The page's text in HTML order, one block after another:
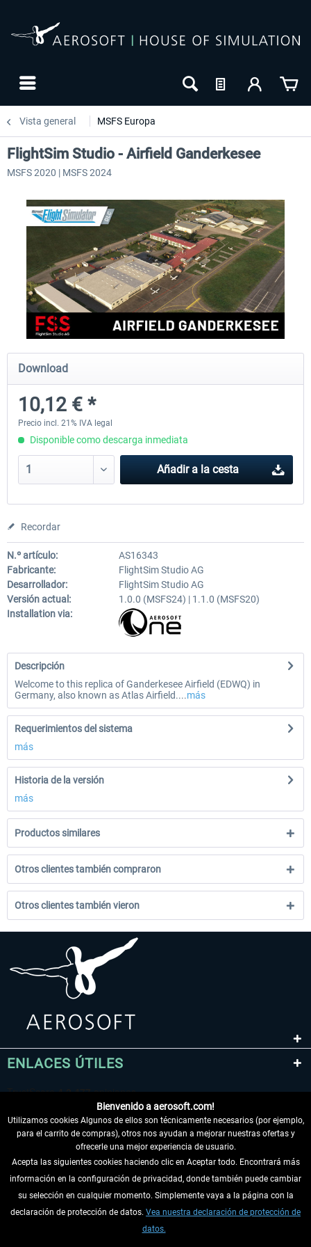
Vista general MSFS Europa
Aerosoft Mega Airport Brussels
25,37 € *
FlightSim Studio - Airfield Ganderkesee
MSFS 2020 | MSFS 2024
Download
10,12 € *
Precio incl. 21% IVA legal
Disponible como descarga inmediata
Añadir a la cesta
Recordar
N.º artículo:
AS16343
Fabricante:
FlightSim Studio AG
Desarrollador:
FlightSim Studio AG
Versión actual:
1.0.0 (MSFS24) | 1.1.0 (MSFS20)
Installation via:
Descripción
Welcome to this replica of Ganderkesee Airfield (EDWQ) in
Germany, also known as Atlas Airfield....más
Requerimientos del sistema
más
Historia de la versión
más
Productos similares
Otros clientes también compraron
Otros clientes también vieron
ENLACES ÚTILES
DESISTIR DEL CONTRATO
INFORMACIÓN
Bienvenido a aerosoft.com!
Utilizamos cookies Algunos de ellos son técnicamente necesarios (por ejemplo,
para el carrito de compras), otros nos ayudan a mejorar nuestras ofertas y
ofrecerle una mejor experiencia de usuario.
Acepta las siguientes cookies haciendo clic en Aceptar todo. Encontrará más
información en la configuración de privacidad, donde también puede cambiar
su selección en cualquier momento. Simplemente vaya a la página con la
declaración de protección de datos. Vea nuestra declaración de protección de
datos.